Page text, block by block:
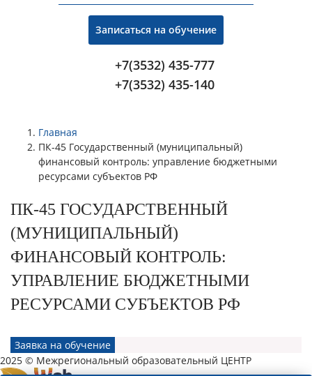
Записаться на обучение
+7(3532) 435-777
+7(3532) 435-140
Главная
ПК-45 Государственный (муниципальный)
финансовый контроль: управление бюджетными
ресурсами субъектов РФ
ПК-45 ГОСУДАРСТВЕННЫЙ
(МУНИЦИПАЛЬНЫЙ)
ФИНАНСОВЫЙ КОНТРОЛЬ:
УПРАВЛЕНИЕ БЮДЖЕТНЫМИ
РЕСУРСАМИ СУБЪЕКТОВ РФ
Заявка на обучение
2025 © Межрегиональный образовательный ЦЕНТР